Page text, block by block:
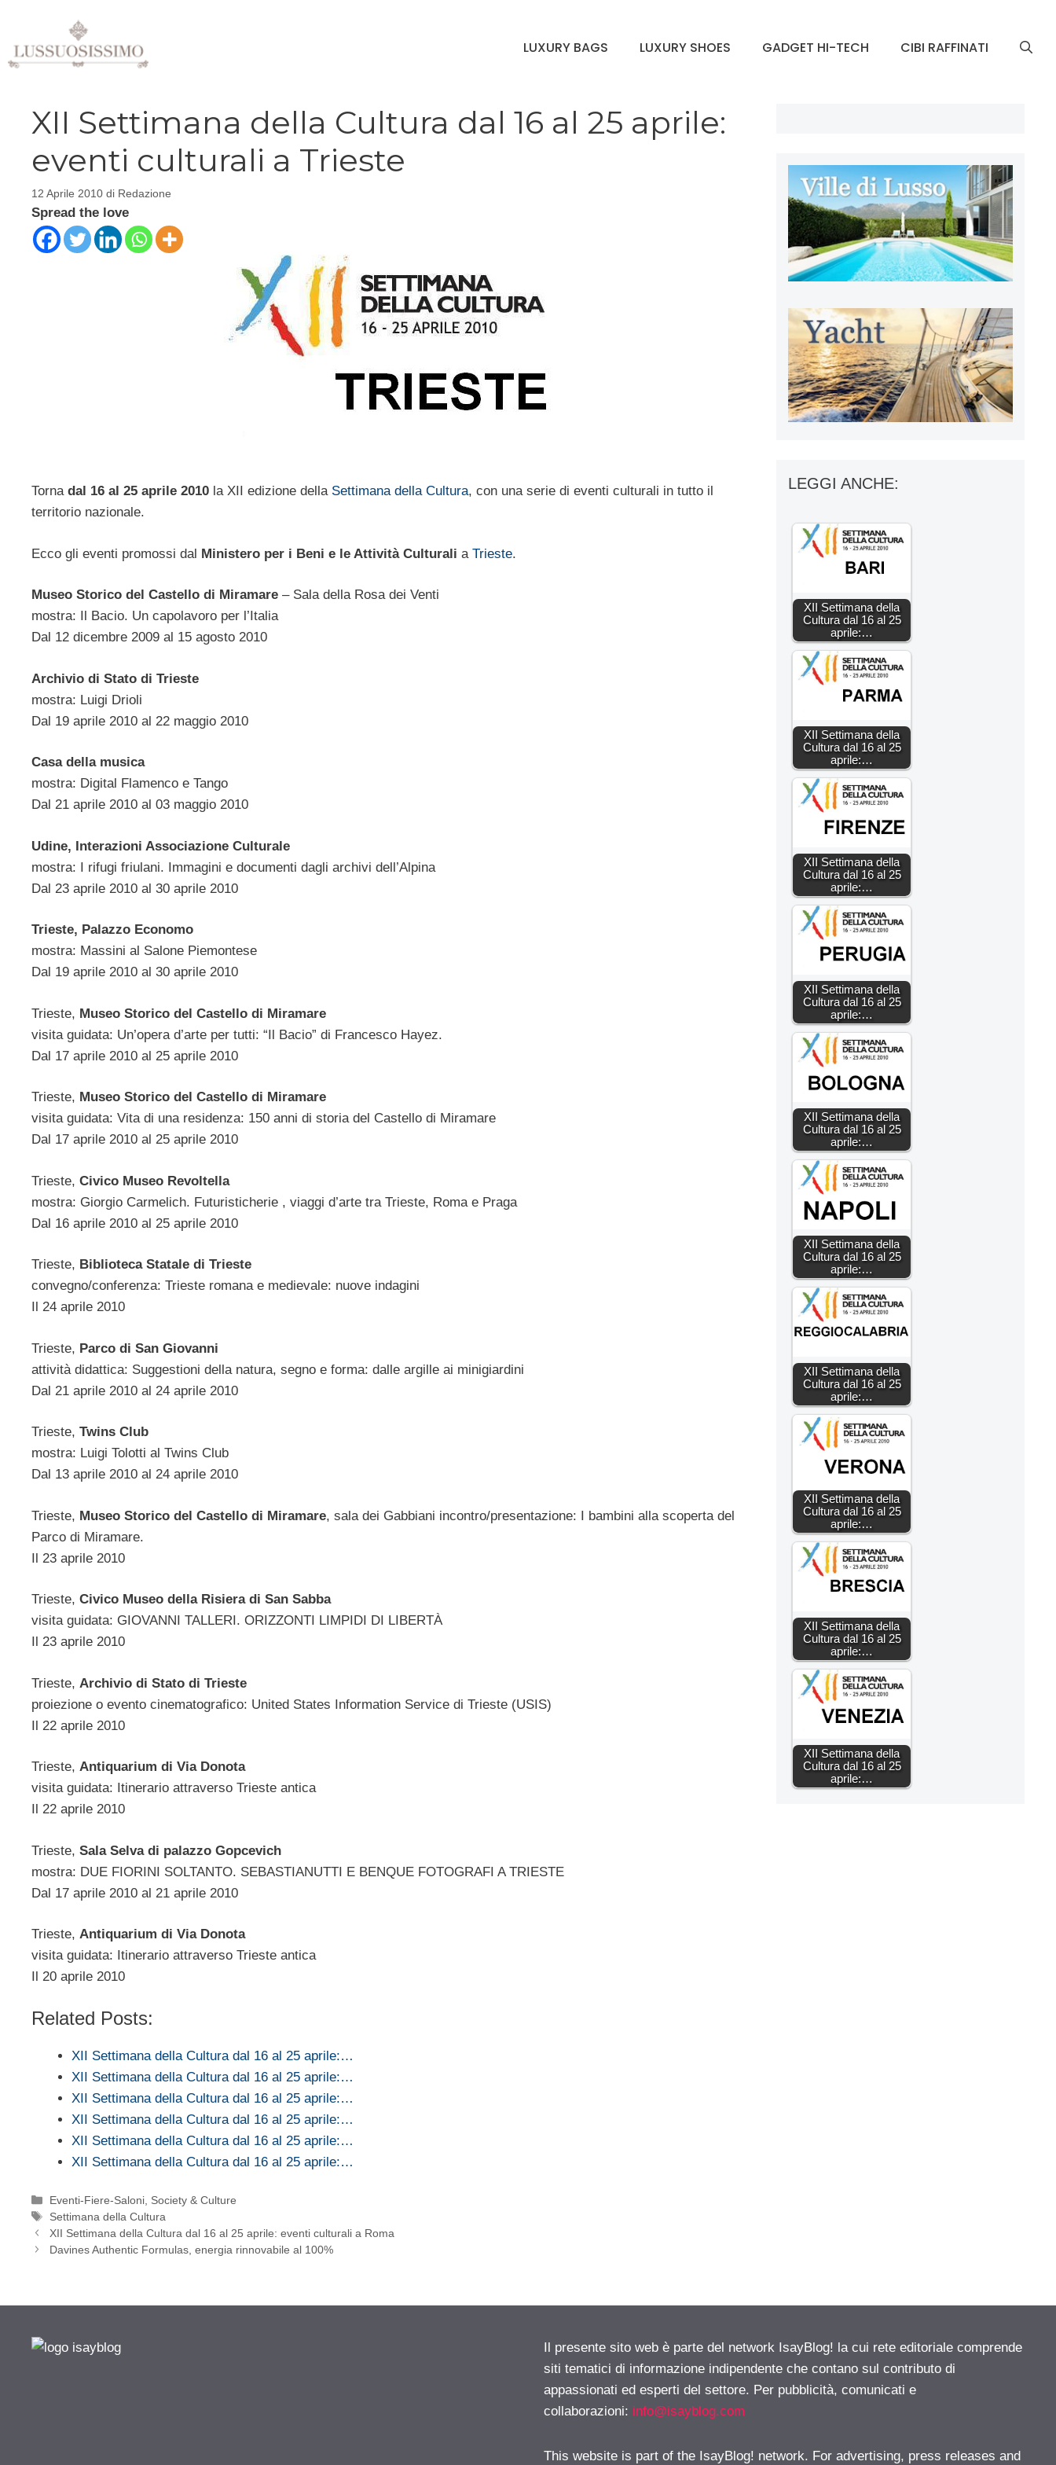
contenuto
LUXURY BAGS LUXURY SHOES GADGET HI-TECH CIBI RAFFINATI
XII Settimana della Cultura dal 16 al 25 aprile:
eventi culturali a Trieste
12 Aprile 2010 di Redazione
Spread the love
Torna dal 16 al 25 aprile 2010 la XII edizione della Settimana della Cultura, con una serie di eventi culturali in tutto il
territorio nazionale.
Ecco gli eventi promossi dal Ministero per i Beni e le Attività Culturali a Trieste.
Museo Storico del Castello di Miramare – Sala della Rosa dei Venti
mostra: Il Bacio. Un capolavoro per l’Italia
Dal 12 dicembre 2009 al 15 agosto 2010
Archivio di Stato di Trieste
mostra: Luigi Drioli
Dal 19 aprile 2010 al 22 maggio 2010
Casa della musica
mostra: Digital Flamenco e Tango
Dal 21 aprile 2010 al 03 maggio 2010
Udine, Interazioni Associazione Culturale
mostra: I rifugi friulani. Immagini e documenti dagli archivi dell’Alpina
Dal 23 aprile 2010 al 30 aprile 2010
Trieste, Palazzo Economo
mostra: Massini al Salone Piemontese
Dal 19 aprile 2010 al 30 aprile 2010
Trieste, Museo Storico del Castello di Miramare
visita guidata: Un’opera d’arte per tutti: “Il Bacio” di Francesco Hayez.
Dal 17 aprile 2010 al 25 aprile 2010
Trieste, Museo Storico del Castello di Miramare
visita guidata: Vita di una residenza: 150 anni di storia del Castello di Miramare
Dal 17 aprile 2010 al 25 aprile 2010
Trieste, Civico Museo Revoltella
mostra: Giorgio Carmelich. Futuristicherie , viaggi d’arte tra Trieste, Roma e Praga
Dal 16 aprile 2010 al 25 aprile 2010
Trieste, Biblioteca Statale di Trieste
convegno/conferenza: Trieste romana e medievale: nuove indagini
Il 24 aprile 2010
Trieste, Parco di San Giovanni
attività didattica: Suggestioni della natura, segno e forma: dalle argille ai minigiardini
Dal 21 aprile 2010 al 24 aprile 2010
Trieste, Twins Club
mostra: Luigi Tolotti al Twins Club
Dal 13 aprile 2010 al 24 aprile 2010
Trieste, Museo Storico del Castello di Miramare, sala dei Gabbiani incontro/presentazione: I bambini alla scoperta del
Parco di Miramare.
Il 23 aprile 2010
Trieste, Civico Museo della Risiera di San Sabba
visita guidata: GIOVANNI TALLERI. ORIZZONTI LIMPIDI DI LIBERTÀ
Il 23 aprile 2010
Trieste, Archivio di Stato di Trieste
proiezione o evento cinematografico: United States Information Service di Trieste (USIS)
Il 22 aprile 2010
Trieste, Antiquarium di Via Donota
visita guidata: Itinerario attraverso Trieste antica
Il 22 aprile 2010
Trieste, Sala Selva di palazzo Gopcevich
mostra: DUE FIORINI SOLTANTO. SEBASTIANUTTI E BENQUE FOTOGRAFI A TRIESTE
Dal 17 aprile 2010 al 21 aprile 2010
Trieste, Antiquarium di Via Donota
visita guidata: Itinerario attraverso Trieste antica
Il 20 aprile 2010
Related Posts:
XII Settimana della Cultura dal 16 al 25 aprile:…
XII Settimana della Cultura dal 16 al 25 aprile:…
XII Settimana della Cultura dal 16 al 25 aprile:…
XII Settimana della Cultura dal 16 al 25 aprile:…
XII Settimana della Cultura dal 16 al 25 aprile:…
XII Settimana della Cultura dal 16 al 25 aprile:…
Categorie
Eventi-Fiere-Saloni Society & Culture
Tag
Settimana della Cultura
XII Settimana della Cultura dal 16 al 25 aprile: eventi culturali a Roma
Davines Authentic Formulas, energia rinnovabile al 100%
LEGGI ANCHE:
XII Settimana della
Cultura dal 16 al 25
aprile:…
XII Settimana della
Cultura dal 16 al 25
aprile:…
XII Settimana della
Cultura dal 16 al 25
aprile:…
XII Settimana della
Cultura dal 16 al 25
aprile:…
XII Settimana della
Cultura dal 16 al 25
aprile:…
XII Settimana della
Cultura dal 16 al 25
aprile:…
XII Settimana della
Cultura dal 16 al 25
aprile:…
XII Settimana della
Cultura dal 16 al 25
aprile:…
XII Settimana della
Cultura dal 16 al 25
aprile:…
XII Settimana della
Cultura dal 16 al 25
aprile:…
Il presente sito web è parte del network IsayBlog! la cui rete editoriale comprende
siti tematici di informazione indipendente che contano sul contributo di
appassionati ed esperti del settore. Per pubblicità, comunicati e
collaborazioni: info@isayblog.com
This website is part of the IsayBlog! network. For advertising, press releases and